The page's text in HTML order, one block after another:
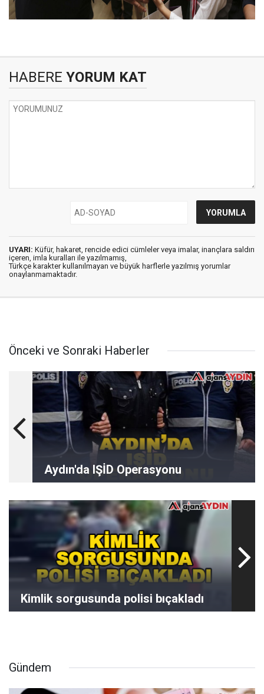
HABERE YORUM KAT
UYARI: Küfür, hakaret, rencide edici cümleler veya imalar, inançlara saldırı
içeren, imla kuralları ile yazılmamış,
Türkçe karakter kullanılmayan ve büyük harflerle yazılmış yorumlar
onaylanmamaktadır.
Önceki ve Sonraki Haberler
Aydın'da IŞİD Operasyonu
Kimlik sorgusunda polisi bıçakladı
Gündem